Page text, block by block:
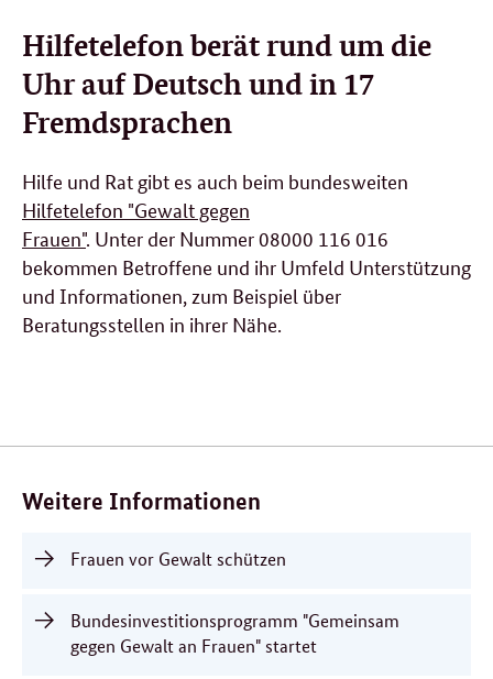
Hilfetelefon berät rund um die
Uhr auf Deutsch und in 17
Fremdsprachen
Hilfe und Rat gibt es auch beim bundesweiten
Hilfetelefon "Gewalt gegen
Frauen". Unter der Nummer 08000 116 016
bekommen Betroffene und ihr Umfeld Unterstützung
und Informationen, zum Beispiel über
Beratungsstellen in ihrer Nähe.
Weitere Informationen
Frauen vor Gewalt schützen
Bundesinvestitionsprogramm "Gemeinsam
gegen Gewalt an Frauen" startet